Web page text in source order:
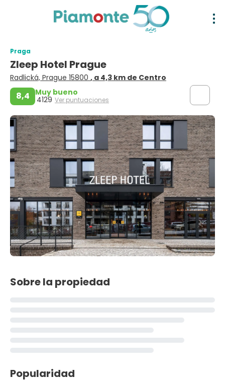
Praga
Zleep Hotel Prague
Radlická, Prague 15800 , a 4,3 km de Centro
8,4 Muy bueno
4129 Ver puntuaciones
Sobre la propiedad
Popularidad